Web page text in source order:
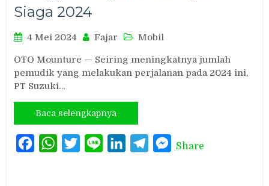
Siaga 2024
4 Mei 2024 Fajar Mobil
OTO Mounture — Seiring meningkatnya jumlah
pemudik yang melakukan perjalanan pada 2024 ini,
PT Suzuki…
Baca selengkapnya
FacebookWhatsAppTwitterLine LinkedInTelegramMessenger
Share